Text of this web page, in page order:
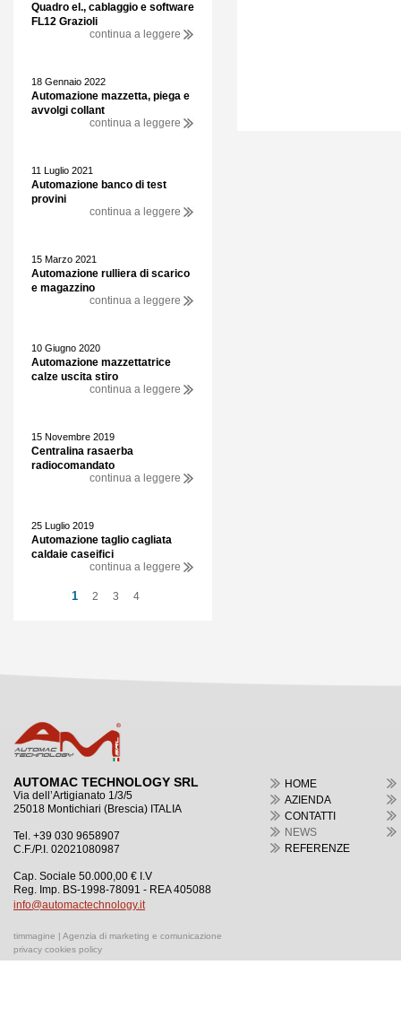
Quadro el., cablaggio e software
FL12 Grazioli
continua a leggere
18 Gennaio 2022
Automazione mazzetta, piega e
avvolgi collant
continua a leggere
11 Luglio 2021
Automazione banco di test
provini
continua a leggere
15 Marzo 2021
Automazione rulliera di scarico
e magazzino
continua a leggere
10 Giugno 2020
Automazione mazzettatrice
calze uscita stiro
continua a leggere
15 Novembre 2019
Centralina rasaerba
radiocomandato
continua a leggere
25 Luglio 2019
Automazione taglio cagliata
caldaie caseifici
continua a leggere
1 2 3 4
AUTOMAC TECHNOLOGY SRL
Via dell’Artigianato 1/3/5
25018 Montichiari (Brescia) ITALIA
Tel. +39 030 9658907
C.F./P.I. 02021080987
Cap. Sociale 50.000,00 € I.V
Reg. Imp. BS-1998-78091 - REA 405088
info@automactechnology.it
timmagine | Agenzia di marketing e comunicazione
privacy cookies policy
HOME
AZIENDA
CONTATTI
NEWS
REFERENZE